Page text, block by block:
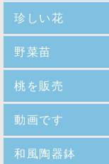
珍しい花
野菜苗
桃を販売
動画です
和風陶器鉢